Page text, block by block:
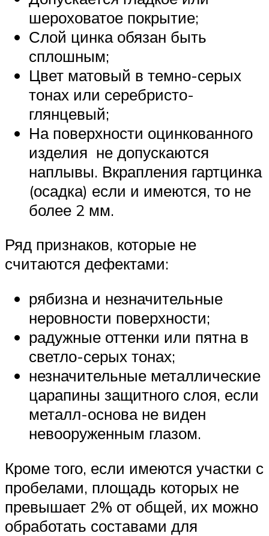
шероховатое покрытие;
Слой цинка обязан быть
сплошным;
Цвет матовый в темно-серых
тонах или серебристо-
глянцевый;
На поверхности оцинкованного
изделия не допускаются
наплывы. Вкрапления гартцинка
(осадка) если и имеются, то не
более 2 мм.
Ряд признаков, которые не
считаются дефектами:
рябизна и незначительные
неровности поверхности;
радужные оттенки или пятна в
светло-серых тонах;
незначительные металлические
царапины защитного слоя, если
металл-основа не виден
невооруженным глазом.
Кроме того, если имеются участки с
пробелами, площадь которых не
превышает 2% от общей, их можно
обработать составами для